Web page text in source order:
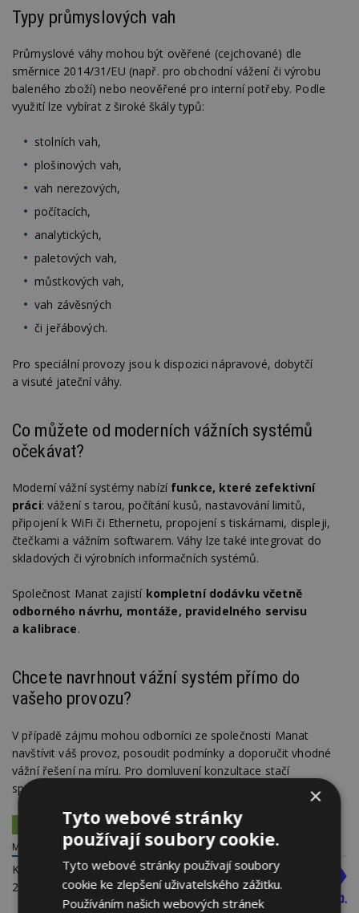
Typy průmyslových vah
Průmyslové váhy mohou být ověřené (cejchované) dle
směrnice 2014/31/EU (např. pro obchodní vážení či výrobu
baleného zboží) nebo neověřené pro interní potřeby. Podle
využití lze vybírat z široké škály typů:
stolních vah,
plošinových vah,
vah nerezových,
počítacích,
analytických,
paletových vah,
můstkových vah,
vah závěsných
či jeřábových.
Pro speciální provozy jsou k dispozici nápravové, dobytčí
a visuté jateční váhy.
Co můžete od moderních vážních systémů
očekávat?
Moderní vážní systémy nabízífunkce, které zefektivní
práci: vážení s tarou, počítání kusů, nastavování limitů,
připojení k WiFi či Ethernetu, propojení s tiskárnami, displeji,
čtečkami a vážním softwarem. Váhy lze také integrovat do
skladových či výrobních informačních systémů.
Společnost Manat zajistí kompletní dodávku včetně
odborného návrhu, montáže, pravidelného servisu
a kalibrace.
Chcete navrhnout vážní systém přímo do
vašeho provozu?
V případě zájmu mohou odborníci ze společnosti Manat
navštívit váš provoz, posoudit podmínky a doporučit vhodné
vážní řešení na míru. Pro domluvení konzultace stačí
společnost kontaktovat a sjednat si termín.
PRŮMYSLOVÉ VÁHY
MANAT S.R.O. - TENZOMETRICKÉ SNÍMAČE ZATÍŽENÍ
K Podlesí 540
260 01 Příbram
×
Tyto webové stránky
používají soubory cookie.
Tyto webové stránky používají soubory
cookie ke zlepšení uživatelského zážitku.
Používáním našich webových stránek